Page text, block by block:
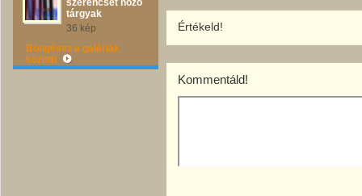
szerencsét hozó
tárgyak
36 kép
Böngéssz a galériák
között!
Értékeld!
Kommentáld!